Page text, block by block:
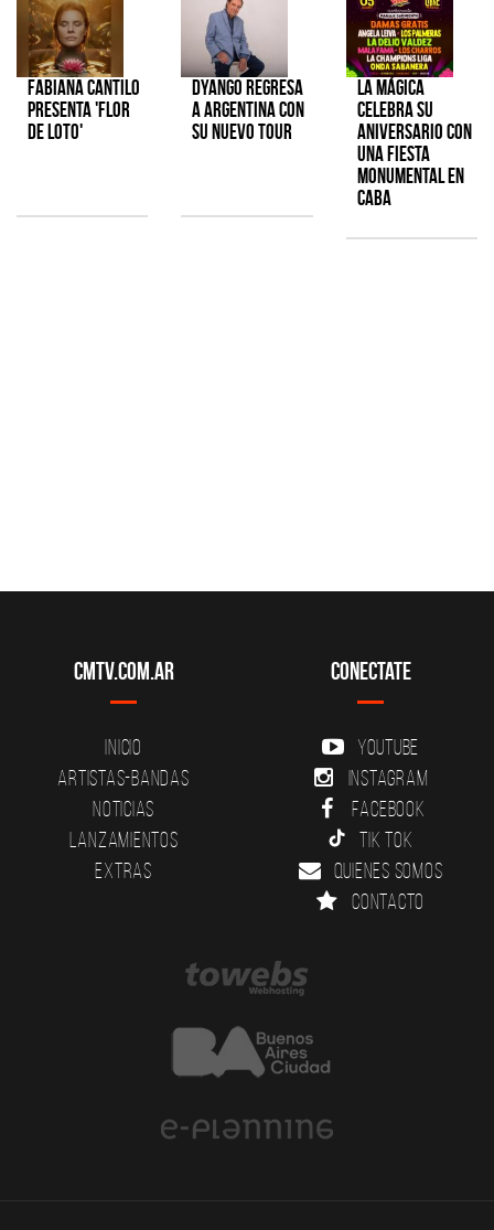
Fabiana Cantilo
presenta 'Flor
de Loto'
Dyango regresa
a Argentina con
su nuevo tour
La Mágica
celebra su
aniversario con
una fiesta
monumental en
CABA
CMTV.com.ar
Inicio
Artistas-Bandas
Noticias
Lanzamientos
Extras
Conectate
YouTube
Instagram
Facebook
Tik Tok
Quienes somos
Contacto